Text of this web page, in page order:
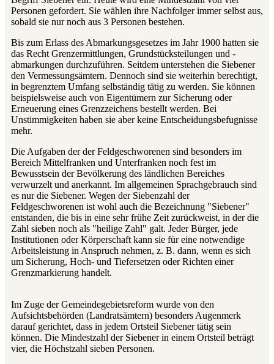
Personen gefordert. Sie wählen ihre Nachfolger immer selbst aus,
sobald sie nur noch aus 3 Personen bestehen.
Bis zum Erlass des Abmarkungsgesetzes im Jahr 1900 hatten sie
das Recht Grenzermittlungen, Grundstücksteilungen und -
abmarkungen durchzuführen. Seitdem unterstehen die Siebener
den Vermessungsämtern. Dennoch sind sie weiterhin berechtigt,
in begrenztem Umfang selbständig tätig zu werden. Sie können
beispielsweise auch von Eigentümern zur Sicherung oder
Erneuerung eines Grenzzeichens bestellt werden. Bei
Unstimmigkeiten haben sie aber keine Entscheidungsbefugnisse
mehr.
Die Aufgaben der der Feldgeschworenen sind besonders im
Bereich Mittelfranken und Unterfranken noch fest im
Bewusstsein der Bevölkerung des ländlichen Bereiches
verwurzelt und anerkannt. Im allgemeinen Sprachgebrauch sind
es nur die Siebener. Wegen der Siebenzahl der
Feldgeschworenen ist wohl auch die Bezeichnung "Siebener"
entstanden, die bis in eine sehr frühe Zeit zurückweist, in der die
Zahl sieben noch als "heilige Zahl" galt. Jeder Bürger, jede
Institutionen oder Körperschaft kann sie für eine notwendige
Arbeitsleistung in Anspruch nehmen, z. B. dann, wenn es sich
um Sicherung, Hoch- und Tiefersetzen oder Richten einer
Grenzmarkierung handelt.
Im Zuge der Gemeindegebietsreform wurde von den
Aufsichtsbehörden (Landratsämtern) besonders Augenmerk
darauf gerichtet, dass in jedem Ortsteil Siebener tätig sein
können. Die Mindestzahl der Siebener in einem Ortsteil beträgt
vier, die Höchstzahl sieben Personen.